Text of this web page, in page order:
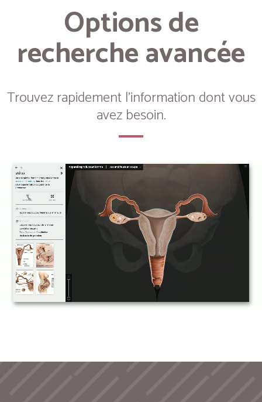
Options de
recherche avancée
Trouvez rapidement l'information dont vous
avez besoin.